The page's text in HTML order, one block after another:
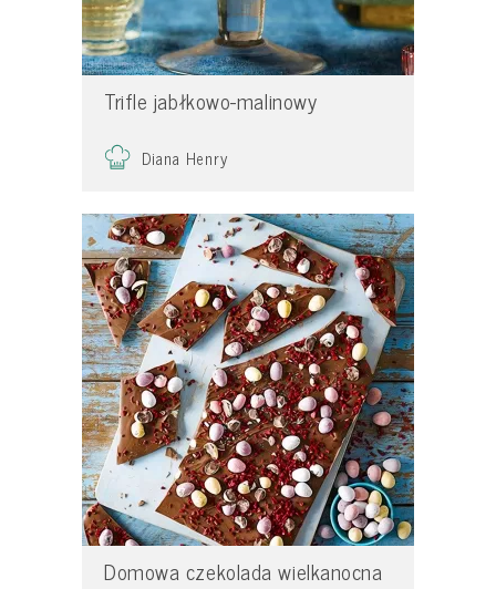
Trifle jabłkowo-malinowy
Diana Henry
Domowa czekolada wielkanocna